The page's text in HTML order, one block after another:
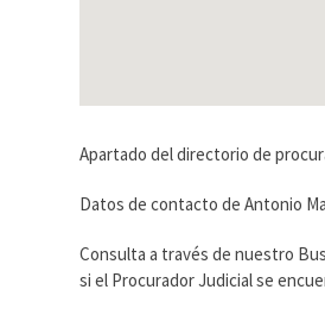
Apartado del directorio de
Datos de contacto de Antonio
Consulta a través de nuestro
si el Procurador Judicial se